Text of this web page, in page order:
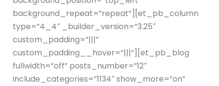
background_repeat=”repeat”][et_pb_column
type=”4_4″ _builder_version=”3.25″
custom_padding=”|||”
custom_padding__hover=”|||”][et_pb_blog
fullwidth=”off” posts_number=”12″
include_categories=”1134″ show_more=”on”